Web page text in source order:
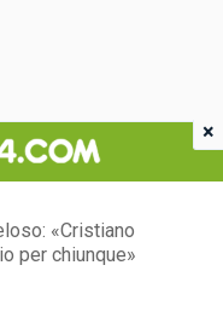
«Cristiano
per chiunque»
×